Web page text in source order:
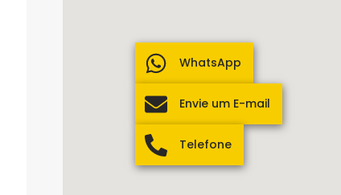
WhatsApp
Envie um E-mail
Telefone